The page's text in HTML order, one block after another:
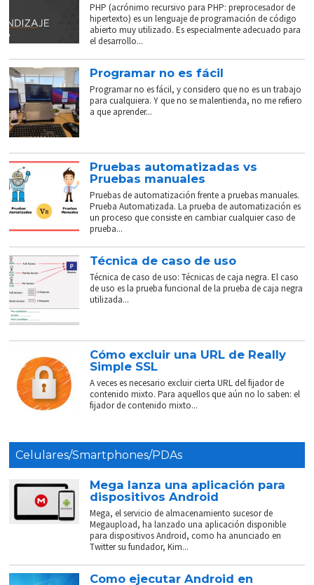
PHP (acrónimo recursivo para PHP: preprocesador de
hipertexto) es un lenguaje de programación de código
abierto muy utilizado. Es especialmente adecuado para
el desarrollo...
Programar no es fácil
Programar no es fácil, y considero que no es un trabajo
para cualquiera. Y que no se malentienda, no me refiero
a que aprender...
Pruebas automatizadas vs
Pruebas manuales
Pruebas de automatización frente a pruebas manuales.
Prueba Automatizada. La prueba de automatización es
un proceso que consiste en cambiar cualquier caso de
prueba...
Técnica de caso de uso
Técnica de caso de uso: Técnicas de caja negra. El caso
de uso es la prueba funcional de la prueba de caja negra
utilizada...
Cómo excluir una URL de Really
Simple SSL
A veces es necesario excluir cierta URL del fijador de
contenido mixto. Para aquellos que aún no lo saben: el
fijador de contenido mixto...
Celulares/Smartphones/PDAs
Mega lanza una aplicación para
dispositivos Android
Mega, el servicio de almacenamiento sucesor de
Megaupload, ha lanzado una aplicación disponible
para dispositivos Android, como ha anunciado en
Twitter su fundador, Kim...
Como ejecutar Android en